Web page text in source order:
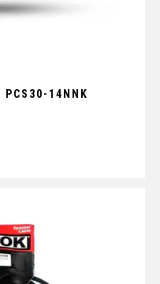
PCS30-14NNK